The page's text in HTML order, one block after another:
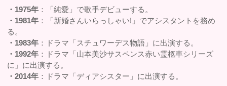
・1975年 ：「純愛」で歌手デビューする。
・1981年 ：「新婚さんいらっしゃい!」でアシスタントを務め
る。
・1983年 ：ドラマ「スチュワーデス物語」に出演する。
・1992年 ：ドラマ「山本美沙サスペンス赤い霊柩車シリーズ
に」に出演する。
・2014年 ：ドラマ「ディアシスター」に出演する。